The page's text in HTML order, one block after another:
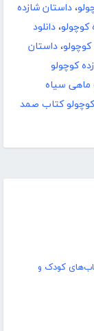
کودک و
، داستان شازده
کوچولو، دانلود
کوچولو، داستان
کوچولو
ماهی سیاه
کتاب صمد